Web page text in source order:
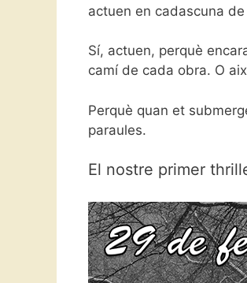
actuen en cadascuna
Sí, actuen, perquè
camí de cada obra. O
Perquè quan et
paraules.
El nostre primer